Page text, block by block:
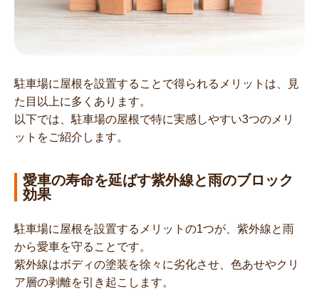
駐車場に屋根を設置することで得られるメリットは、見
た目以上に多くあります。
以下では、駐車場の屋根で特に実感しやすい3つのメリ
ットをご紹介します。
愛車の寿命を延ばす紫外線と雨のブロック
効果
駐車場に屋根を設置するメリットの1つが、紫外線と雨
から愛車を守ることです。
紫外線はボディの塗装を徐々に劣化させ、色あせやクリ
ア層の剥離を引き起こします。